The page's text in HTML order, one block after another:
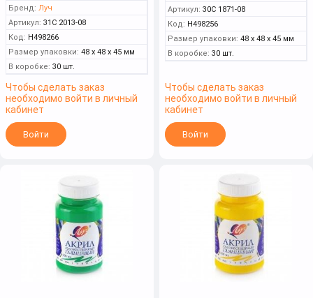
Бренд: Луч
Артикул: 31С 2013-08
Код: Н498266
Размер упаковки: 48 x 48 x 45 мм
В коробке: 30 шт.
Чтобы сделать заказ
необходимо войти в личный
кабинет
Войти
Артикул: 30С 1871-08
Код: Н498256
Размер упаковки: 48 x 48 x 45 мм
В коробке: 30 шт.
Чтобы сделать заказ
необходимо войти в личный
кабинет
Войти